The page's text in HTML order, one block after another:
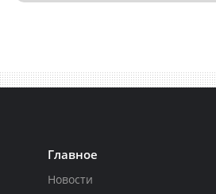
Главное
Новости